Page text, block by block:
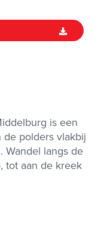
is een
polders vlakbij
Wandel langs de
tot aan de kreek